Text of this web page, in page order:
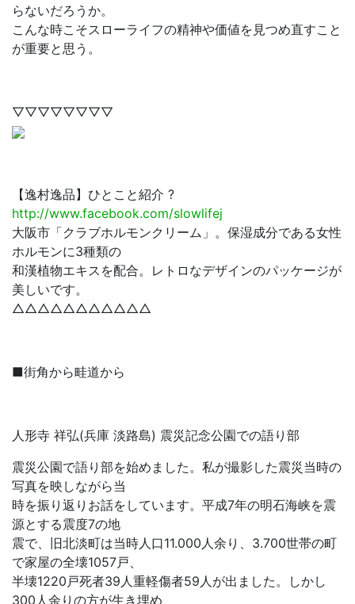
らないだろうか。
こんな時こそスローライフの精神や価値を見つめ直すこと
が重要と思う。
▽▽▽▽▽▽▽▽
【逸村逸品】ひとこと紹介 ?
http://www.facebook.com/slowlifej
大阪市「クラブホルモンクリーム」。保湿成分である女性
ホルモンに3種類の
和漢植物エキスを配合。レトロなデザインのパッケージが
美しいです。
△△△△△△△△△△△
■街角から畦道から
人形寺 祥弘(兵庫 淡路島) 震災記念公園での語り部
震災公園で語り部を始めました。私が撮影した震災当時の
写真を映しながら当
時を振り返りお話をしています。平成7年の明石海峡を震
源とする震度7の地
震で、旧北淡町は当時人口11.000人余り、3.700世帯の町
で家屋の全壊1057戸、
半壊1220戸死者39人重軽傷者59人が出ました。しかし
300人余りの方が生き埋め